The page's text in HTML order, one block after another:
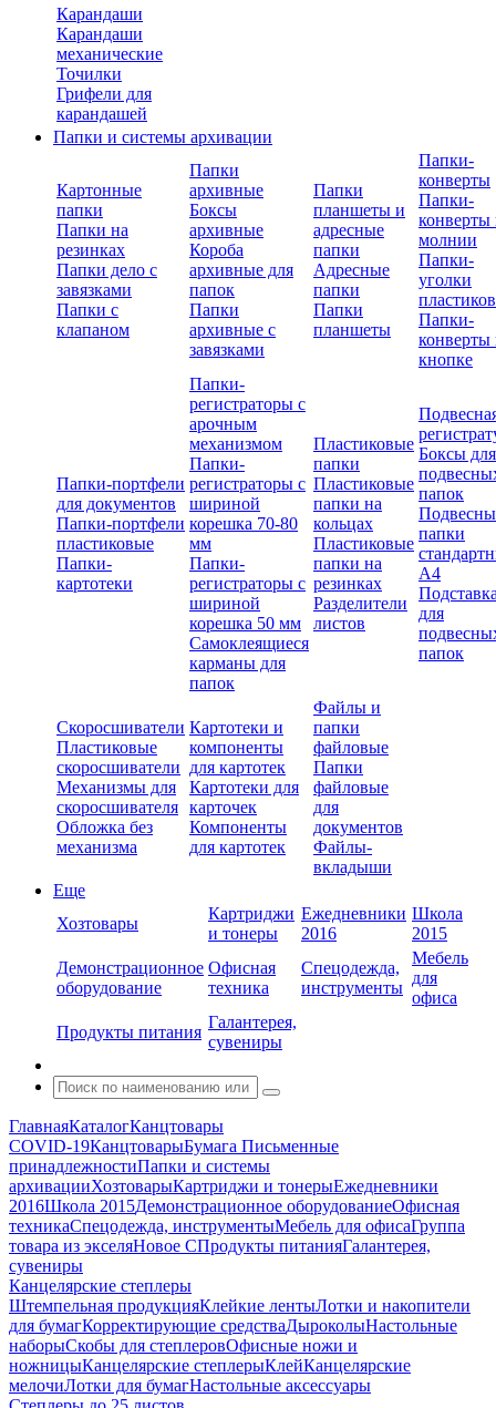
Карандаши
Карандаши
механические
Точилки
Грифели для
карандашей
Папки и системы архивации
Картонные
папки
Папки на
резинках
Папки дело с
завязками
Папки с
клапаном
Папки
архивные
Боксы
архивные
Короба
архивные для
папок
Папки
архивные с
завязками
Папки
планшеты и
адресные
папки
Адресные
папки
Папки
планшеты
Папки-
конверты
Папки-
конверты
молнии
Папки-
уголки
Папки-
конверты
кнопке
Папки-портфели
для документов
Папки-портфели
пластиковые
Папки-
картотеки
Папки-
регистраторы с
арочным
механизмом
Папки-
регистраторы с
шириной
корешка 70-80
мм
Папки-
регистраторы с
шириной
корешка 50 мм
Самоклеящиеся
карманы для
папок
Пластиковые
папки
Пластиковые
папки на
кольцах
Пластиковые
папки на
резинках
Разделители
листов
Боксы для
папок
папки
А4
для
папок
Скоросшиватели
Пластиковые
скоросшиватели
Механизмы для
скоросшивателя
Обложка без
механизма
Картотеки и
компоненты
для картотек
Картотеки для
карточек
Компоненты
для картотек
Файлы и
папки
файловые
Папки
файловые
для
документов
Файлы-
вкладыши
Еще
Хозтовары
Картриджи
и тонеры
Ежедневники
2016
Школа
2015
Демонстрационное
оборудование
Офисная
техника
Спецодежда,
инструменты
Мебель
для
офиса
Продукты питания
Галантерея,
сувениры
ГлавнаяКаталогКанцтовары
COVID-19КанцтоварыБумага Письменные
принадлежностиПапки и системы
архивацииХозтоварыКартриджи и тонерыЕжедневники
2016Школа 2015Демонстрационное оборудованиеОфисная
техникаСпецодежда, инструментыМебель для офисаГруппа
товара из экселяНовое СПродукты питанияГалантерея,
сувениры
Канцелярские степлеры
Штемпельная продукцияКлейкие лентыЛотки и накопители
для бумагКорректирующие средстваДыроколыНастольные
наборыСкобы для степлеровОфисные ножи и
ножницыКанцелярские степлерыКлейКанцелярские
мелочиЛотки для бумагНастольные аксессуары